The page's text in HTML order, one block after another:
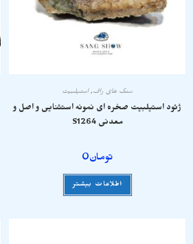
سنگ های راف,استیلبیت
ژئود استیلبیت صخره ای نمونه استثنایی و اصل و
معدنی S1264
تومان0
اطلاعات بیشتر